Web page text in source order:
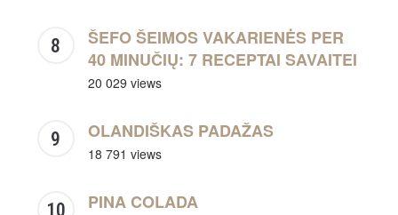
ŠEFO ŠEIMOS VAKARIENĖS PER
40 MINUČIŲ: 7 RECEPTAI SAVAITEI
20 029 views
OLANDIŠKAS PADAŽAS
18 791 views
PINA COLADA